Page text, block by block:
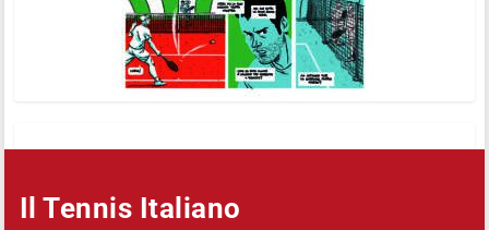
Il Tennis Italiano